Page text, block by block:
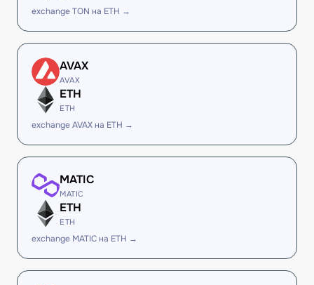
exchange TON на ETH →
AVAX
AVAX
ETH
ETH
exchange AVAX на ETH →
MATIC
MATIC
ETH
ETH
exchange MATIC на ETH →